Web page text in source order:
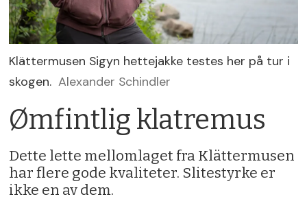
Klättermusen Sigyn hettejakke testes her på tur i
skogen. Alexander Schindler
Ømfintlig klatremus
Dette lette mellomlaget fra Klättermusen
har flere gode kvaliteter. Slitestyrke er
ikke en av dem.